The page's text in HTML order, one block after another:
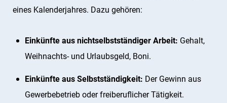
eines Kalenderjahres. Dazu gehören:
Einkünfte aus nichtselbstständiger Arbeit: Gehalt,
Weihnachts- und Urlaubsgeld, Boni.
Einkünfte aus Selbstständigkeit: Der Gewinn aus
Gewerbebetrieb oder freiberuflicher Tätigkeit.